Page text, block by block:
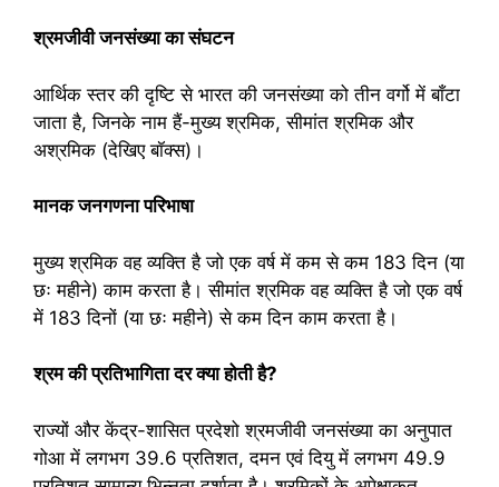
श्रमजीवी जनसंख्या का संघटन
आर्थिक स्तर की दृष्टि से भारत की जनसंख्या को तीन वर्गो में बाँटा
जाता है, जिनके नाम हैं-मुख्य श्रमिक, सीमांत श्रमिक और
अश्रमिक (देखिए बॉक्स)।
मानक जनगणना परिभाषा
मुख्य श्रमिक वह व्यक्ति है जो एक वर्ष में कम से कम 183 दिन (या
छः महीने) काम करता है। सीमांत श्रमिक वह व्यक्ति है जो एक वर्ष
में 183 दिनों (या छः महीने) से कम दिन काम करता है।
श्रम की प्रतिभागिता दर क्या होती है?
राज्यों और केंद्र-शासित प्रदेशो श्रमजीवी जनसंख्या का अनुपात
गोआ में लगभग 39.6 प्रतिशत, दमन एवं दियु में लगभग 49.9